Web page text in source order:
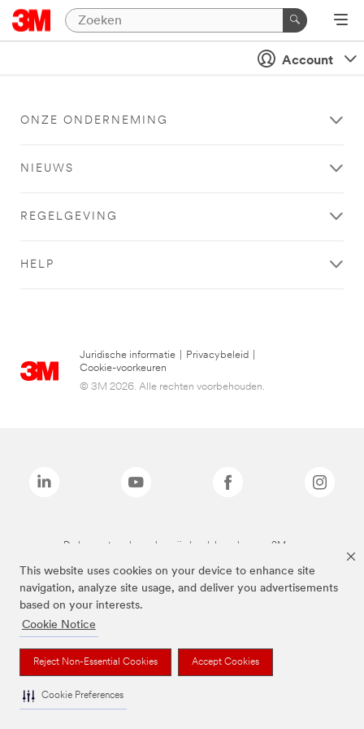
This website uses cookies on your device to enhance site
navigation, analyze site usage, and deliver you advertisements
based on your interests.
Cookie Notice
Reject Non-Essential Cookies Accept Cookies
Cookie Preferences
Account
ONZE ONDERNEMING
NIEUWS
REGELGEVING
HELP
Juridische informatie Privacybeleid
Cookie-voorkeuren
© 3M 2026. Alle rechten voorbehouden.
De bovenstaande merken zijn handelsmerken van 3M.we